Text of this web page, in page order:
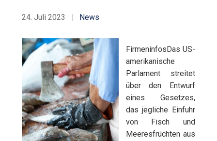
24. Juli 2023 | News
FirmeninfosDas US-
amerikanische
Parlament streitet
über den Entwurf
eines Gesetzes,
das jegliche Einfuhr
von Fisch und
Meeresfrüchten aus